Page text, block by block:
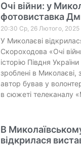
Очі війни: у
фотовиставка
20:30 Ср, 26 Лютого, 2025
У Миколаєві
Скороходова «Очі
історію Півдня
зроблені в Миколаєві,
автор бував у
в сюжеті телеканалу
В
відкрилася